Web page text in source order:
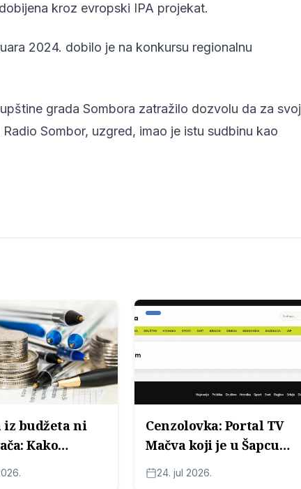
kroz evropski IPA projekat.
2024. dobilo je na konkursu regionalnu
grada Sombora zatražilo dozvolu da za svoj
Sombor, uzgred, imao je istu sudbinu kao
iz budžeta ni
Kako
koji
vlast na
Cenzolovka: Portal TV
Mačva koji je u Šapcu
dobio 6,6 miliona
dinara nema
24. jul 2026.